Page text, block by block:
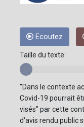
Ecoutez
Taille du texte:
"Dans le contexte
Covid-19 pourrait
visés" par cette
d'avis rendu public